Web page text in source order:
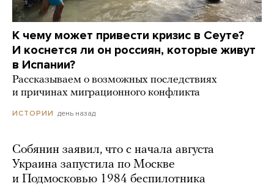
К чему может привести кризис в Сеуте?
И коснется ли он россиян, которые живут
в Испании?
Рассказываем о возможных последствиях
и причинах миграционного конфликта
ИСТОРИИ день назад
Собянин заявил, что с начала августа
Украина запустила по Москве
и Подмосковью 1984 беспилотника